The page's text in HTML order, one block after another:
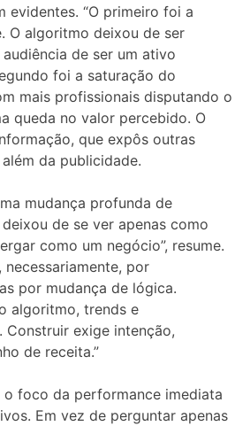
evidentes. “O primeiro foi a
O algoritmo deixou de ser
de ser um ativo
foi a saturação do
mais profissionais disputando o
queda no valor percebido. O
que expôs outras
da publicidade.
mudança profunda de
de se ver apenas como
como um negócio”, resume.
por
por mudança de lógica.
algoritmo, trends e
exige intenção,
de receita.”
foco da performance imediata
Em vez de perguntar apenas